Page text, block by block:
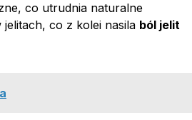
co utrudnia naturalne
co z kolei nasila ból jelit